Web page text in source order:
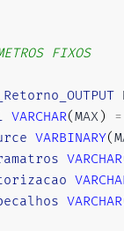
{
request
}
if (!
{
FIXOS
VARCHAR(MAX) =
VARBINARY(
VARCHAR
VARCHAR